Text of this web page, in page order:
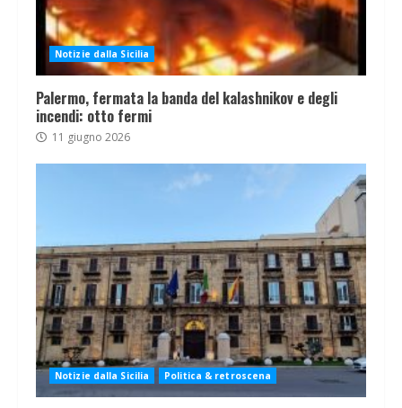
Notizie dalla Sicilia
Palermo, fermata la banda del kalashnikov e degli
incendi: otto fermi
11 giugno 2026
Notizie dalla Sicilia Politica & retroscena